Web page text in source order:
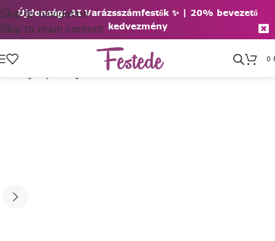
Újdonság: AI Varázsszámfestők ✨ | 20% bevezető
kedvezmény
Skip to navigation
Skip to main content
0